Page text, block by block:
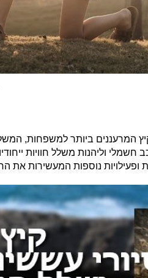
המרעננים ביותר למשפחות, המשלב
חשמלי וליהנות משלל חוויות
ופעילויות נוספות המעשירות את